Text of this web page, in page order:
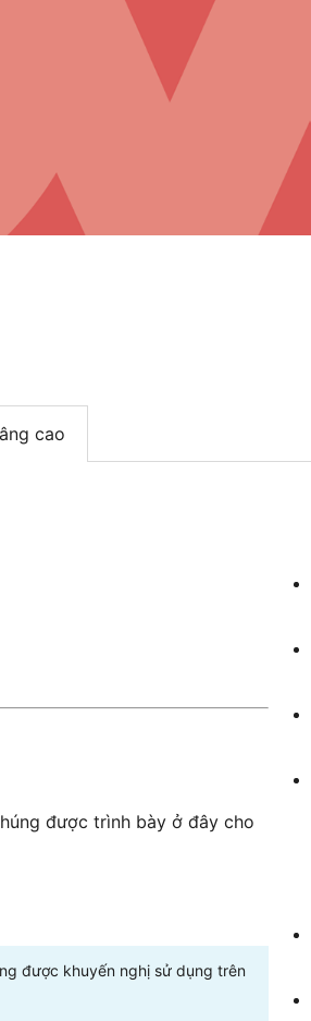
cao
được trình bày ở đây cho
được khuyến nghị sử dụng trên